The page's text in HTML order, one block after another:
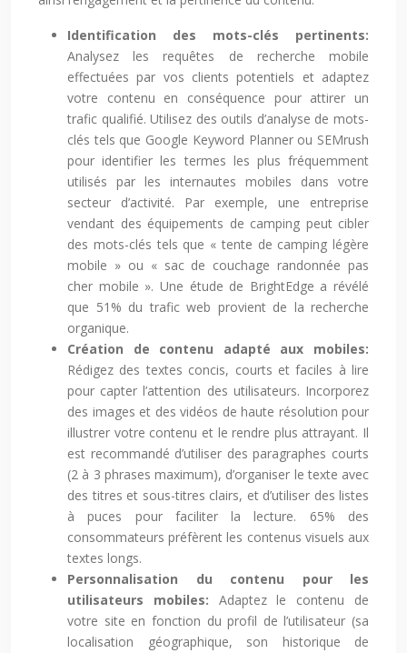
Identification des mots-clés pertinents:
Analysez les requêtes de recherche mobile
effectuées par vos clients potentiels et adaptez
votre contenu en conséquence pour attirer un
trafic qualifié. Utilisez des outils d’analyse de mots-
clés tels que Google Keyword Planner ou SEMrush
pour identifier les termes les plus fréquemment
utilisés par les internautes mobiles dans votre
secteur d’activité. Par exemple, une entreprise
vendant des équipements de camping peut cibler
des mots-clés tels que « tente de camping légère
mobile » ou « sac de couchage randonnée pas
cher mobile ». Une étude de BrightEdge a révélé
que 51% du trafic web provient de la recherche
organique.
Création de contenu adapté aux mobiles:
Rédigez des textes concis, courts et faciles à lire
pour capter l’attention des utilisateurs. Incorporez
des images et des vidéos de haute résolution pour
illustrer votre contenu et le rendre plus attrayant. Il
est recommandé d’utiliser des paragraphes courts
(2 à 3 phrases maximum), d’organiser le texte avec
des titres et sous-titres clairs, et d’utiliser des listes
à puces pour faciliter la lecture. 65% des
consommateurs préfèrent les contenus visuels aux
textes longs.
Personnalisation du contenu pour les
utilisateurs mobiles: Adaptez le contenu de
votre site en fonction du profil de l’utilisateur (sa
localisation géographique, son historique de